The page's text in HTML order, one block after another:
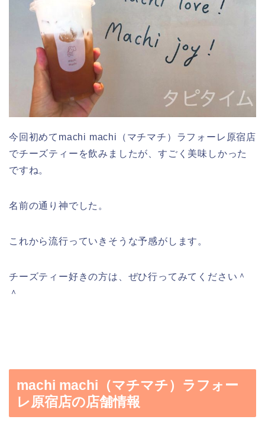
今回初めてmachi machi（マチマチ）ラフォーレ原宿店
でチーズティーを飲みましたが、すごく美味しかった
ですね。
名前の通り神でした。
これから流行っていきそうな予感がします。
チーズティー好きの方は、ぜひ行ってみてください＾
＾
machi machi（マチマチ）ラフォー
レ原宿店の店舗情報